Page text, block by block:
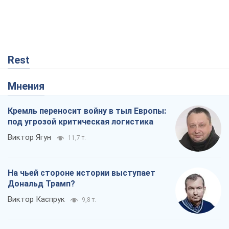
Rest
Мнения
Кремль переносит войну в тыл Европы:
под угрозой критическая логистика
Виктор Ягун 11,7 т.
На чьей стороне истории выступает
Дональд Трамп?
Виктор Каспрук 9,8 т.